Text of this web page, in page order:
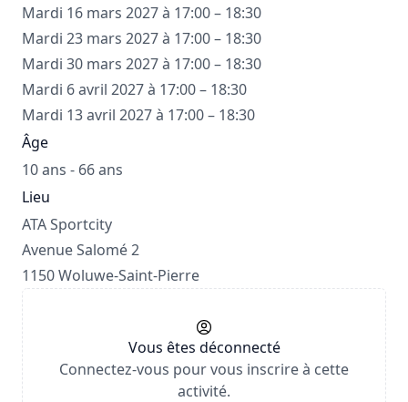
Mardi 16 mars 2027 à 17:00 – 18:30
Mardi 23 mars 2027 à 17:00 – 18:30
Mardi 30 mars 2027 à 17:00 – 18:30
Mardi 6 avril 2027 à 17:00 – 18:30
Mardi 13 avril 2027 à 17:00 – 18:30
Âge
10 ans - 66 ans
Lieu
ATA Sportcity
Avenue Salomé 2
1150 Woluwe-Saint-Pierre
Vous êtes déconnecté
Connectez-vous pour vous inscrire à cette
activité.